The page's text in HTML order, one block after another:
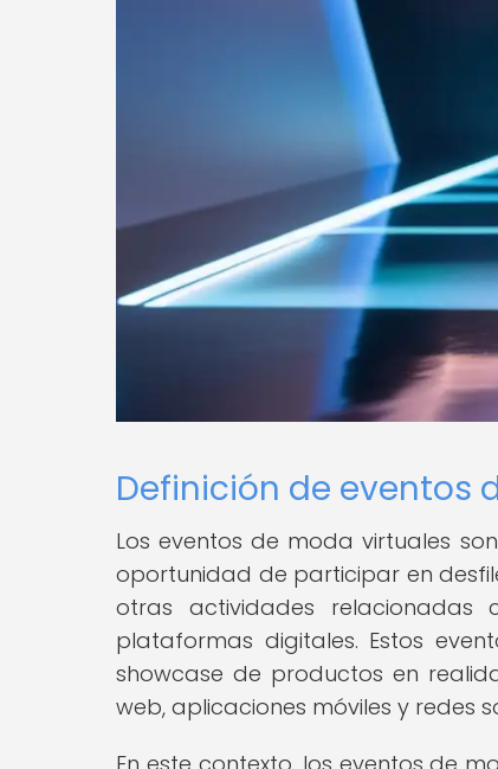
Definición de eventos
Los eventos de moda virtuales
oportunidad de participar en
otras actividades
plataformas digitales. Estos
showcase de productos en
web, aplicaciones móviles y redes